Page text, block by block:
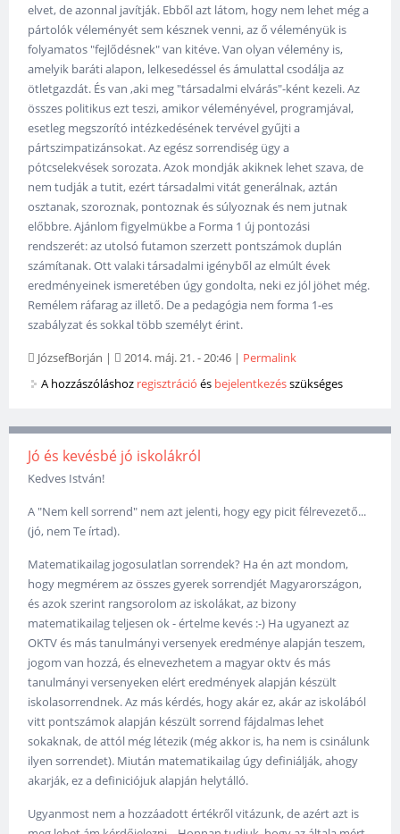
elvet, de azonnal javítják. Ebből azt látom, hogy nem lehet még a
pártolók véleményét sem késznek venni, az ő véleményük is
folyamatos "fejlődésnek" van kitéve. Van olyan vélemény is,
amelyik baráti alapon, lelkesedéssel és ámulattal csodálja az
ötletgazdát. És van ,aki meg "társadalmi elvárás"-ként kezeli. Az
összes politikus ezt teszi, amikor véleményével, programjával,
esetleg megszorító intézkedésének tervével gyűjti a
pártszimpatizánsokat. Az egész sorrendiség ügy a
pótcselekvések sorozata. Azok mondják akiknek lehet szava, de
nem tudják a tutit, ezért társadalmi vitát generálnak, aztán
osztanak, szoroznak, pontoznak és súlyoznak és nem jutnak
előbbre. Ajánlom figyelmükbe a Forma 1 új pontozási
rendszerét: az utolsó futamon szerzett pontszámok duplán
számítanak. Ott valaki társadalmi igényből az elmúlt évek
eredményeinek ismeretében úgy gondolta, neki ez jól jöhet még.
Remélem ráfarag az illető. De a pedagógia nem forma 1-es
szabályzat és sokkal több személyt érint.
JózsefBorján | 2014. máj. 21. - 20:46 | Permalink
A hozzászóláshoz regisztráció és bejelentkezésszükséges
Jó és kevésbé jó iskolákról
Kedves István!
A "Nem kell sorrend" nem azt jelenti, hogy egy picit félrevezető...
(jó, nem Te írtad).
Matematikailag jogosulatlan sorrendek? Ha én azt mondom,
hogy megmérem az összes gyerek sorrendjét Magyarországon,
és azok szerint rangsorolom az iskolákat, az bizony
matematikailag teljesen ok - értelme kevés :-) Ha ugyanezt az
OKTV és más tanulmányi versenyek eredménye alapján teszem,
jogom van hozzá, és elnevezhetem a magyar oktv és más
tanulmányi versenyeken elért eredmények alapján készült
iskolasorrendnek. Az más kérdés, hogy akár ez, akár az iskolából
vitt pontszámok alapján készült sorrend fájdalmas lehet
sokaknak, de attól még létezik (még akkor is, ha nem is csinálunk
ilyen sorrendet). Miután matematikailag úgy definiálják, ahogy
akarják, ez a definiciójuk alapján helytálló.
Ugyanmost nem a hozzáadott értékről vitázunk, de azért azt is